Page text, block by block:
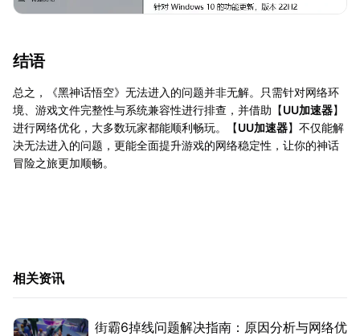
结语
总之，《黑神话悟空》无法进入的问题并非无解。只需针对网络环
境、游戏文件完整性与系统兼容性进行排查，并借助【UU加速器】
进行网络优化，大多数玩家都能顺利畅玩。【UU加速器】不仅能解
决无法进入的问题，更能全面提升游戏的网络稳定性，让你的神话
冒险之旅更加顺畅。
相关资讯
街霸6掉线问题解决指南：原因分析与网络优